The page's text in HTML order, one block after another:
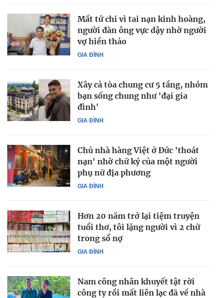
GIA ĐÌNH
Mất tứ chi vì tai nạn kinh hoàng,
người đàn ông vực dậy nhờ người
vợ hiền thảo
GIA ĐÌNH
Xây cả tòa chung cư 5 tầng, nhóm
bạn sống chung như 'đại gia
đình'
GIA ĐÌNH
Chủ nhà hàng Việt ở Đức 'thoát
nạn' nhờ chữ ký của một người
phụ nữ địa phương
GIA ĐÌNH
Hơn 20 năm trở lại tiệm truyện
tuổi thơ, tôi lặng người vì 2 chữ
trong sổ nợ
Nam công nhân khuyết tật rời
công ty rồi mất liên lạc đã về nhà